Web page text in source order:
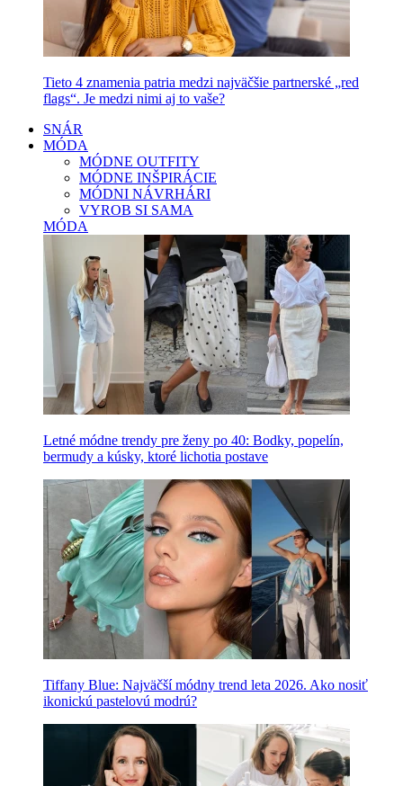
Tieto 4 znamenia patria medzi najväčšie partnerské „red
flags“. Je medzi nimi aj to vaše?
SNÁR
MÓDA
MÓDNE OUTFITY
MÓDNE INŠPIRÁCIE
MÓDNI NÁVRHÁRI
VYROB SI SAMA
MÓDA
Letné módne trendy pre ženy po 40: Bodky, popelín,
bermudy a kúsky, ktoré lichotia postave
Tiffany Blue: Najväčší módny trend leta 2026. Ako nosiť
ikonickú pastelovú modrú?